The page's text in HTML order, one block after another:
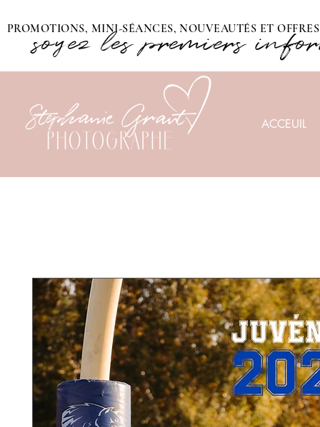
PROMOTIONS, MINI-SÉANCES, NOUVEAUTÉS ET
soyez les premiers
ACCEUIL